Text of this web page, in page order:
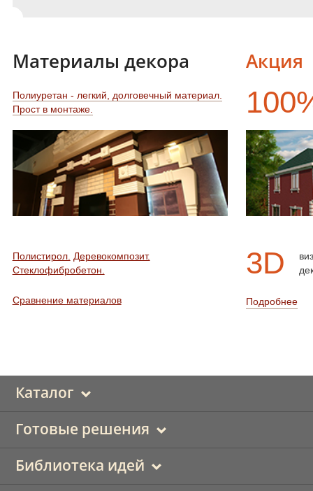
Акция
3D
Подробнее
Материалы декора
Полиуретан - легкий, долговечный материал.
Прост в монтаже.
Полистирол. Деревокомпозит.
Стеклофибробетон.
Сравнение материалов
Каталог
Готовые решения
Библиотека идей